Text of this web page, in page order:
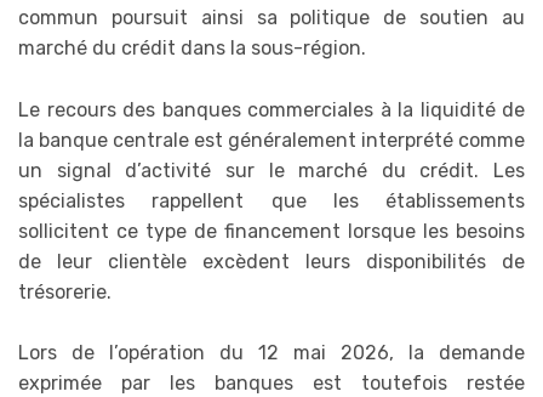
commun poursuit ainsi sa politique de soutien au
marché du crédit dans la sous-région.
Le recours des banques commerciales à la liquidité de
la banque centrale est généralement interprété comme
un signal d’activité sur le marché du crédit. Les
spécialistes rappellent que les établissements
sollicitent ce type de financement lorsque les besoins
de leur clientèle excèdent leurs disponibilités de
trésorerie.
Lors de l’opération du 12 mai 2026, la demande
exprimée par les banques est toutefois restée